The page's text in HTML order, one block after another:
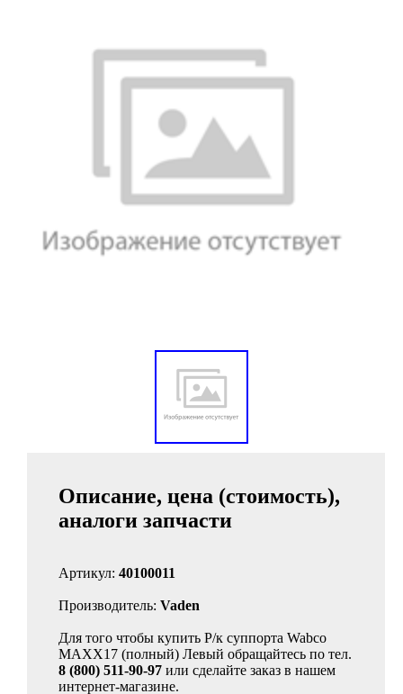
Описание, цена (стоимость),
аналоги запчасти
Артикул: 40100011
Производитель: Vaden
Для того чтобы купить Р/к суппорта Wabco
MAXX17 (полный) Левый обращайтесь по тел.
8 (800) 511-90-97 или сделайте заказ в нашем
интернет-магазине.